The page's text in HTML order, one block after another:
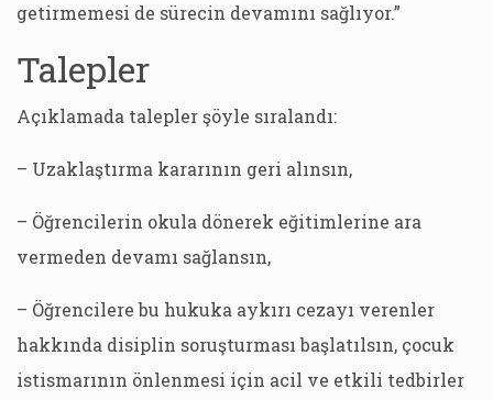
getirmemesi de sürecin devamını sağlıyor.”
Talepler
Açıklamada talepler şöyle sıralandı:
– Uzaklaştırma kararının geri alınsın,
– Öğrencilerin okula dönerek eğitimlerine ara
vermeden devamı sağlansın,
– Öğrencilere bu hukuka aykırı cezayı verenler
hakkında disiplin soruşturması başlatılsın, çocuk
istismarının önlenmesi için acil ve etkili tedbirler